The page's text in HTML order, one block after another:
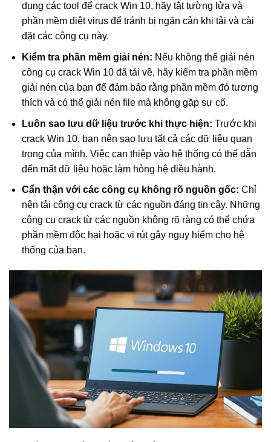
dụng các tool để crack Win 10, hãy tắt tường lửa và
phần mềm diệt virus để tránh bị ngăn cản khi tải và cài
đặt các công cụ này.
Kiểm tra phần mềm giải nén: Nếu không thể giải nén
công cụ crack Win 10 đã tải về, hãy kiểm tra phần mềm
giải nén của bạn để đảm bảo rằng phần mềm đó tương
thích và có thể giải nén file mà không gặp sự cố.
Luôn sao lưu dữ liệu trước khi thực hiện: Trước khi
crack Win 10, bạn nên sao lưu tất cả các dữ liệu quan
trọng của mình. Việc can thiệp vào hệ thống có thể dẫn
đến mất dữ liệu hoặc làm hỏng hệ điều hành.
Cẩn thận với các công cụ không rõ nguồn gốc: Chỉ
nên tải công cụ crack từ các nguồn đáng tin cậy. Những
công cụ crack từ các nguồn không rõ ràng có thể chứa
phần mềm độc hại hoặc vi rút gây nguy hiểm cho hệ
thống của bạn.